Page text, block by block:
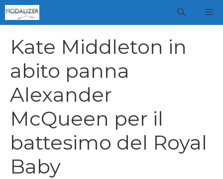
Vai
al
Kate Middleton in
abito panna
Alexander
McQueen per il
battesimo del Royal
Baby